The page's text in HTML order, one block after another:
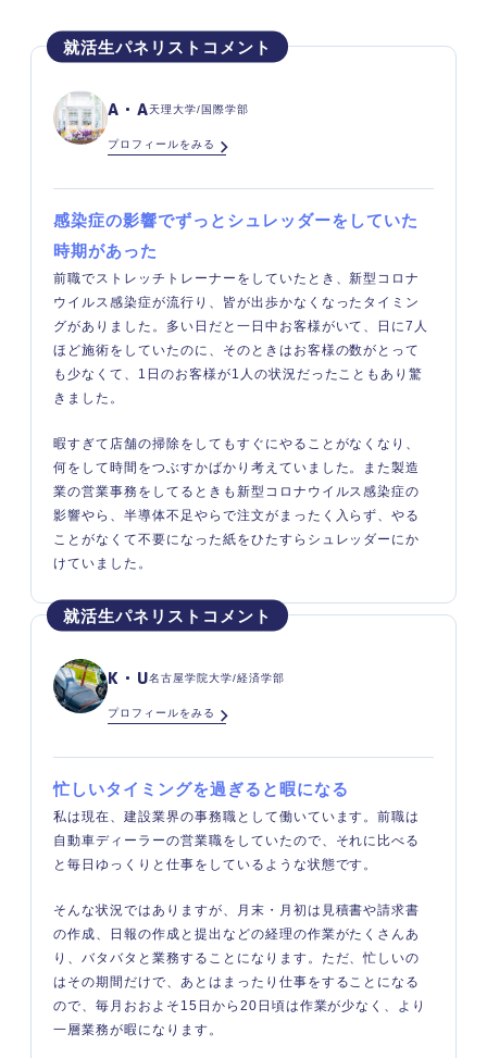
A・A天理大学/国際学部
プロフィールをみる
感染症の影響でずっとシュレッダーをしていた
時期があった
前職でストレッチトレーナーをしていたとき、新型コロナ
ウイルス感染症が流行り、皆が出歩かなくなったタイミン
グがありました。多い日だと一日中お客様がいて、日に7人
ほど施術をしていたのに、そのときはお客様の数がとって
も少なくて、1日のお客様が1人の状況だったこともあり驚
きました。
暇すぎて店舗の掃除をしてもすぐにやることがなくなり、
何をして時間をつぶすかばかり考えていました。また製造
業の営業事務をしてるときも新型コロナウイルス感染症の
影響やら、半導体不足やらで注文がまったく入らず、やる
ことがなくて不要になった紙をひたすらシュレッダーにか
けていました。
K・U名古屋学院大学/経済学部
プロフィールをみる
忙しいタイミングを過ぎると暇になる
私は現在、建設業界の事務職として働いています。前職は
自動車ディーラーの営業職をしていたので、それに比べる
と毎日ゆっくりと仕事をしているような状態です。
そんな状況ではありますが、月末・月初は見積書や請求書
の作成、日報の作成と提出などの経理の作業がたくさんあ
り、バタバタと業務することになります。ただ、忙しいの
はその期間だけで、あとはまったり仕事をすることになる
ので、毎月おおよそ15日から20日頃は作業が少なく、より
一層業務が暇になります。